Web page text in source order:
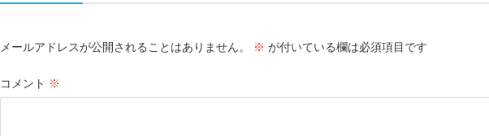
メールアドレスが公開されることはありません。 ※ が付いている欄は必須項目です
コメント ※